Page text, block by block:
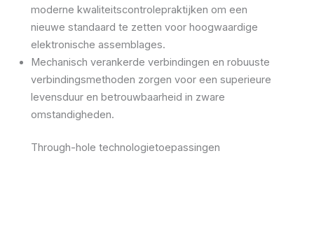
moderne kwaliteitscontrolepraktijken om een
nieuwe standaard te zetten voor hoogwaardige
elektronische assemblages.
Mechanisch verankerde verbindingen en robuuste
verbindingsmethoden zorgen voor een superieure
levensduur en betrouwbaarheid in zware
omstandigheden.
Through-hole technologietoepassingen